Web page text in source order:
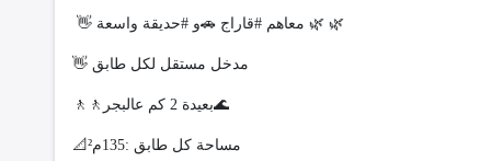
👋 معاهم #قاراج 🚗و #حديقة واسعة 🌿 🌿
🚶🚶بعيدة 2 كم عالبجر🌊
📐مساحة كل طابق :135م²